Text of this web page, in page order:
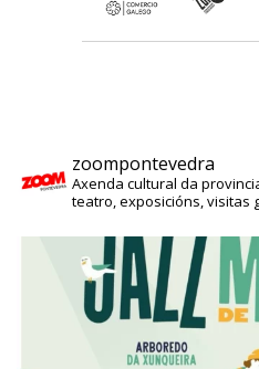
zoompontevedra
Axenda cultural da
teatro, exposicións, visitas